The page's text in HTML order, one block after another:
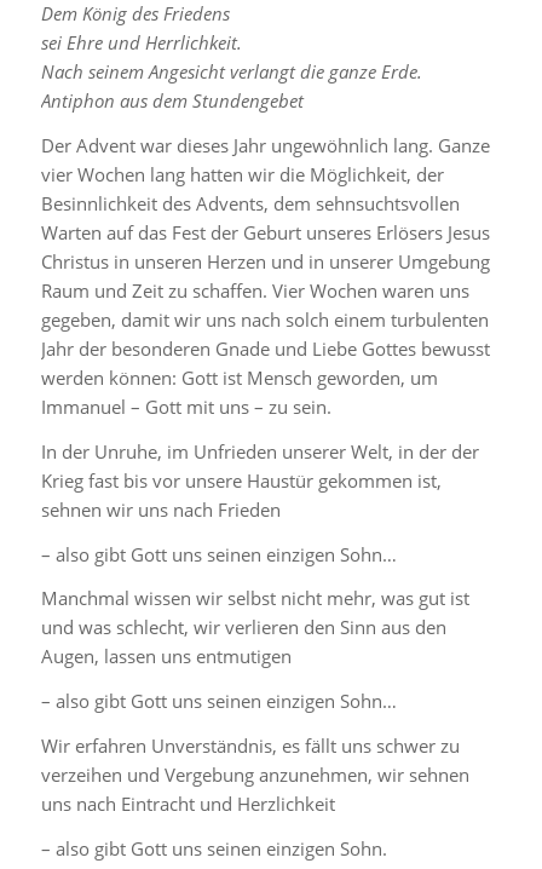
Dem König des Friedens
sei Ehre und Herrlichkeit.
Nach seinem Angesicht verlangt die ganze Erde.
Antiphon aus dem Stundengebet
Der Advent war dieses Jahr ungewöhnlich lang. Ganze
vier Wochen lang hatten wir die Möglichkeit, der
Besinnlichkeit des Advents, dem sehnsuchtsvollen
Warten auf das Fest der Geburt unseres Erlösers Jesus
Christus in unseren Herzen und in unserer Umgebung
Raum und Zeit zu schaffen. Vier Wochen waren uns
gegeben, damit wir uns nach solch einem turbulenten
Jahr der besonderen Gnade und Liebe Gottes bewusst
werden können: Gott ist Mensch geworden, um
Immanuel – Gott mit uns – zu sein.
In der Unruhe, im Unfrieden unserer Welt, in der der
Krieg fast bis vor unsere Haustür gekommen ist,
sehnen wir uns nach Frieden
– also gibt Gott uns seinen einzigen Sohn…
Manchmal wissen wir selbst nicht mehr, was gut ist
und was schlecht, wir verlieren den Sinn aus den
Augen, lassen uns entmutigen
– also gibt Gott uns seinen einzigen Sohn…
Wir erfahren Unverständnis, es fällt uns schwer zu
verzeihen und Vergebung anzunehmen, wir sehnen
uns nach Eintracht und Herzlichkeit
– also gibt Gott uns seinen einzigen Sohn.